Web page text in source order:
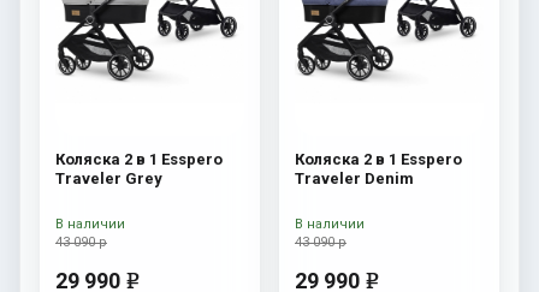
Коляска 2 в 1 Esspero
Traveler Grey
43 090 р
29 990 e
В наличии
Коляска 2 в 1 Esspero
Traveler Denim
43 090 р
29 990 e
В наличии